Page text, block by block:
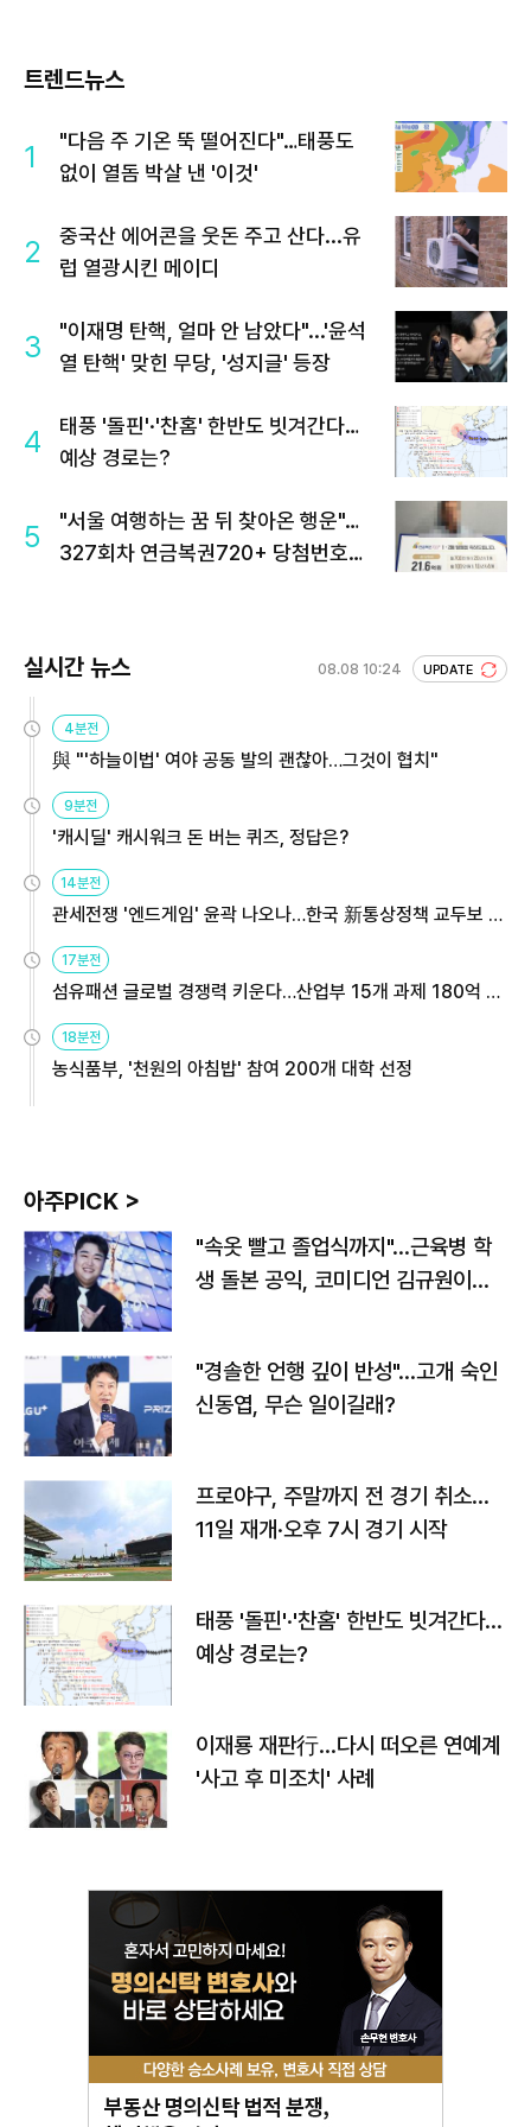
트렌드뉴스
1
"다음 주 기온 뚝 떨어진다"…태풍도
없이 열돔 박살 낸 '이것'
2
중국산 에어콘을 웃돈 주고 산다...유
럽 열광시킨 메이디
3
"이재명 탄핵, 얼마 안 남았다"...'윤석
열 탄핵' 맞힌 무당, '성지글' 등장
4
태풍 '돌핀'·'찬홈' 한반도 빗겨간다…
예상 경로는?
5
"서울 여행하는 꿈 뒤 찾아온 행운"…
327회차 연금복권720+ 당첨번호조
실시간 뉴스 08.08 10:24 UPDATE
4분전
與 "'하늘이법' 여야 공동 발의 괜찮아…그것이 협치"
9분전
'캐시딜' 캐시워크 돈 버는 퀴즈, 정답은?
14분전
관세전쟁 '엔드게임' 윤곽 나오나…한국 新통상정책 교두보 활
용해야
17분전
섬유패션 글로벌 경쟁력 키운다…산업부 15개 과제 180억 지
원
18분전
농식품부, '천원의 아침밥' 참여 200개 대학 선정
아주PICK >
"속옷 빨고 졸업식까지"…근육병 학
생 돌본 공익, 코미디언 김규원이었
"경솔한 언행 깊이 반성"…고개 숙인
신동엽, 무슨 일이길래?
프로야구, 주말까지 전 경기 취소…
11일 재개·오후 7시 경기 시작
태풍 '돌핀'·'찬홈' 한반도 빗겨간다…
예상 경로는?
이재룡 재판行…다시 떠오른 연예계
'사고 후 미조치' 사례